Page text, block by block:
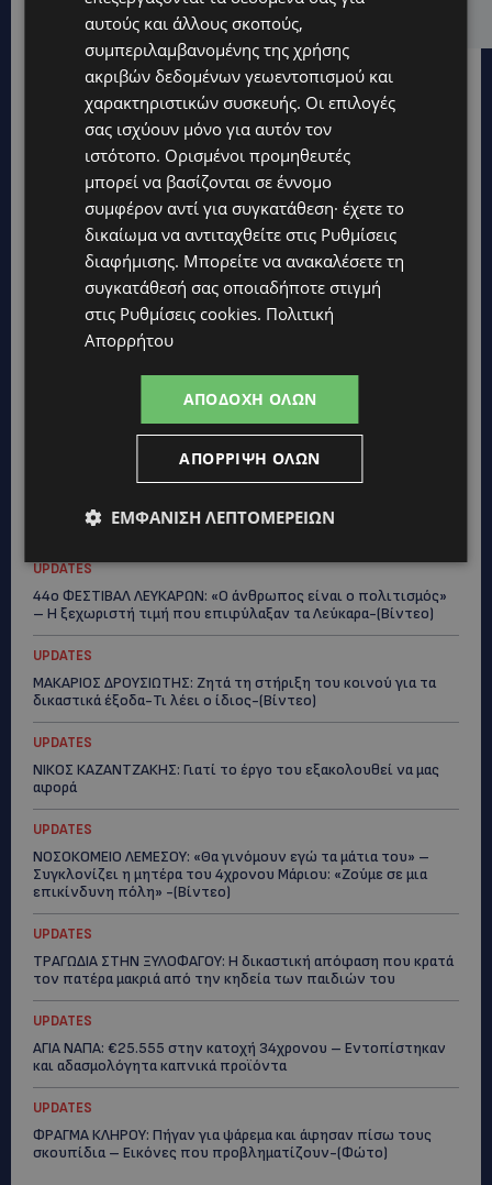
«Ζούμε σε μια επικίνδυνη πόλη» -(Βίντεο)
κοινωνική προσφορά – Αναλαμβάνει το χαρτοφυλάκιο
Κοινωνικής Πρόνοιας στον ΔΗΣΥ
UPDATES
44ο ΦΕΣΤΙΒΑΛ ΛΕΥΚΑΡΩΝ: «Ο άνθρωπος είναι ο πολιτισμός»
– Η ξεχωριστή τιμή που επιφύλαξαν τα Λεύκαρα-(Βίντεο)
UPDATES
ΜΑΚΑΡΙΟΣ ΔΡΟΥΣΙΩΤΗΣ: Ζητά τη στήριξη του κοινού για τα
δικαστικά έξοδα-Τι λέει ο ίδιος-(Βίντεο)
UPDATES
ΝΙΚΟΣ ΚΑΖΑΝΤΖΑΚΗΣ: Γιατί το έργο του εξακολουθεί να μας
αφορά
UPDATES
ΝΟΣΟΚΟΜΕΙΟ ΛΕΜΕΣΟΥ: «Θα γινόμουν εγώ τα μάτια του» –
Συγκλονίζει η μητέρα του 4χρονου Μάριου: «Ζούμε σε μια
επικίνδυνη πόλη» -(Βίντεο)
UPDATES
ΤΡΑΓΩΔΙΑ ΣΤΗΝ ΞΥΛΟΦΑΓΟΥ: Η δικαστική απόφαση που κρατά
τον πατέρα μακριά από την κηδεία των παιδιών του
UPDATES
ΑΓΙΑ ΝΑΠΑ: €25.555 στην κατοχή 34χρονου – Εντοπίστηκαν
και αδασμολόγητα καπνικά προϊόντα
UPDATES
ΦΡΑΓΜΑ ΚΛΗΡΟΥ: Πήγαν για ψάρεμα και άφησαν πίσω τους
σκουπίδια – Εικόνες που προβληματίζουν-(Φώτο)
αυτούς και άλλους σκοπούς,
συμπεριλαμβανομένης της χρήσης
ακριβών δεδομένων γεωεντοπισμού και
χαρακτηριστικών συσκευής. Οι επιλογές
σας ισχύουν μόνο για αυτόν τον
ιστότοπο. Ορισμένοι προμηθευτές
μπορεί να βασίζονται σε έννομο
συμφέρον αντί για συγκατάθεση· έχετε το
δικαίωμα να αντιταχθείτε στις Ρυθμίσεις
διαφήμισης. Μπορείτε να ανακαλέσετε τη
συγκατάθεσή σας οποιαδήποτε στιγμή
στις Ρυθμίσεις cookies. Πολιτική
Απορρήτου
ΑΠΟΔΟΧΉ ΌΛΩΝ
ΑΠΌΡΡΙΨΗ ΌΛΩΝ
ΕΜΦΆΝΙΣΗ ΛΕΠΤΟΜΕΡΕΙΏΝ